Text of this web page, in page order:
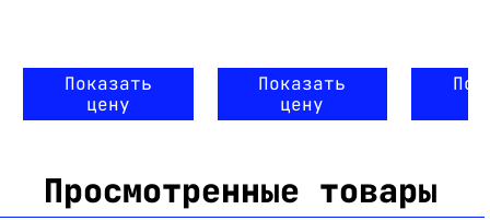
Показать
цену
Показать
цену
Просмотренные товары